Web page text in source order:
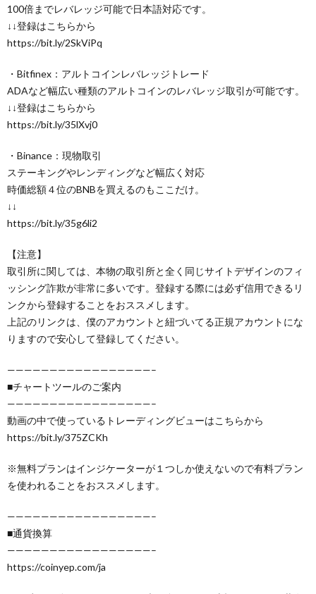
100倍までレバレッジ可能で日本語対応です。
↓↓登録はこちらから
https://bit.ly/2SkViPq
・Bitfinex：アルトコインレバレッジトレード
ADAなど幅広い種類のアルトコインのレバレッジ取引が可能です。
↓↓登録はこちらから
https://bit.ly/35lXvj0
・Binance：現物取引
ステーキングやレンディングなど幅広く対応
時価総額４位のBNBを買えるのもここだけ。
↓↓
https://bit.ly/35g6li2
【注意】
取引所に関しては、本物の取引所と全く同じサイトデザインのフィ
ッシング詐欺が非常に多いです。登録する際には必ず信用できるリ
ンクから登録することをおススメします。
上記のリンクは、僕のアカウントと紐づいてる正規アカウントにな
りますので安心して登録してください。
—————————————————–
■チャートツールのご案内
—————————————————–
動画の中で使っているトレーディングビューはこちらから
https://bit.ly/375ZCKh
※無料プランはインジケーターが１つしか使えないので有料プラン
を使われることをおススメします。
—————————————————–
■通貨換算
—————————————————–
https://coinyep.com/ja